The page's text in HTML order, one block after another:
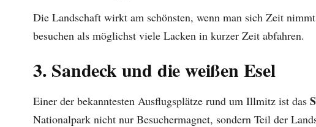
Die Landschaft wirkt am schönsten, wenn man sich Zeit
besuchen als möglichst viele Lacken in kurzer Zeit abfahren.
3. Sandeck und die weißen Esel
Einer der bekanntesten Ausflugsplätze rund um Illmitz ist das
Nationalpark nicht nur Besuchermagnet, sondern Teil der